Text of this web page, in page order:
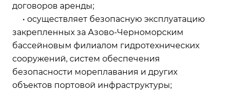
договоров аренды;
• осуществляет безопасную эксплуатацию
закрепленных за Азово-Черноморским
бассейновым филиалом гидротехнических
сооружений, систем обеспечения
безопасности мореплавания и других
объектов портовой инфраструктуры;